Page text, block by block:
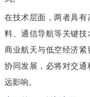
在技术层面，两者具
料、通信导航等关键
商业航天与低空经济
协同发展，必将对交
远影响。